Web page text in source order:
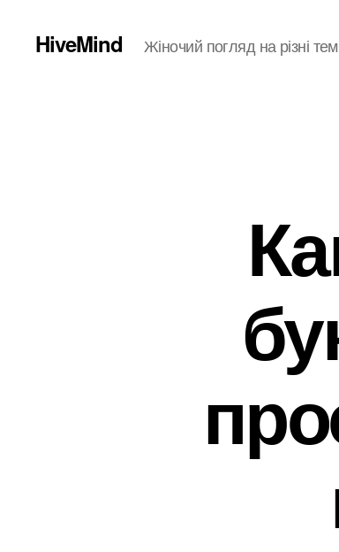
HiveMind Жіночий погляд на різні